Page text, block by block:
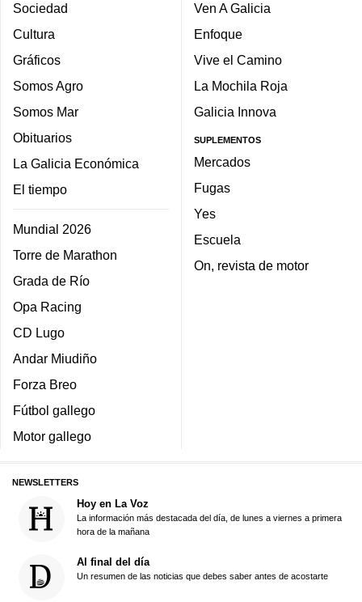
Sociedad
Cultura
Gráficos
Somos Agro
Somos Mar
Obituarios
La Galicia Económica
El tiempo
Mundial 2026
Torre de Marathon
Grada de Río
Opa Racing
CD Lugo
Andar Miudiño
Forza Breo
Fútbol gallego
Motor gallego
Ven A Galicia
Enfoque
Vive el Camino
La Mochila Roja
Galicia Innova
SUPLEMENTOS
Mercados
Fugas
Yes
Escuela
On, revista de motor
NEWSLETTERS
Hoy en La Voz
La información más destacada del día, de lunes a viernes a primera
hora de la mañana
Al final del día
Un resumen de las noticias que debes saber antes de acostarte